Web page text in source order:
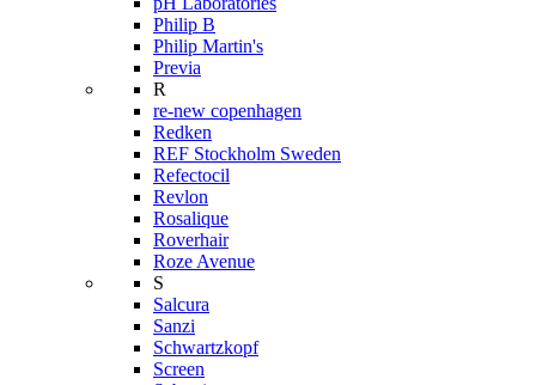
Philip B
Philip Martin's
Previa
R
re-new copenhagen
Redken
REF Stockholm Sweden
Refectocil
Revlon
Rosalique
Roverhair
Roze Avenue
S
Salcura
Sanzi
Schwartzkopf
Screen